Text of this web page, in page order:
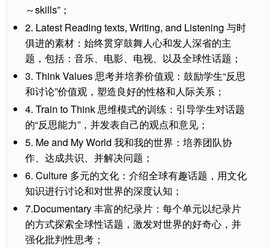
～skills”；
2. Latest Reading texts, Writing, and Listening 与时
俱进的素材：始终贯穿鼓舞人心和发人深省的主
题，包括：音乐、电影、电视、以及全球性话题；
3. Think Values 思考并培养价值观：鼓励学生“反思
和讨论”价值观，塑造良好的性格和人际关系；
4. Train to Think 思维模式的训练：引导学生对话题
的“反思能力”，并发表自己的观点和意见；
5. Me and My World 我和我的世界：培养团队协
作、达成共识、并解决问题；
6. Culture 多元的文化：介绍全球有趣话题，用文化
知识进行讨论和对世界的深度认知；
7.Documentary 丰富的纪录片：每个单元以纪录片
的方式探索全球性话题，激发对世界的好奇心，并
强化批判性思考；